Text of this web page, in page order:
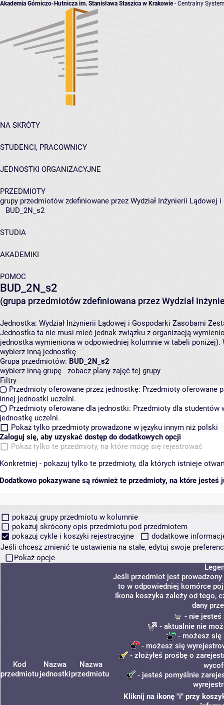
Akademia Górniczo-Hutnicza im. Stanisława Staszica w Krakowie- Centralny
NA SKRÓTY
STUDENCI, PRACOWNICY
JEDNOSTKI ORGANIZACYJNE
PRZEDMIOTY
grupy przedmiotów zdefiniowane przez Wydział Inżynierii Lądowej
BUD_2N_s2
STUDIA
AKADEMIKI
POMOC
BUD_2N_s2
(grupa przedmiotów zdefiniowana przez Wydział
Jednostka: Wydział Inżynierii Lądowej i Gospodarki Zasobami
Jednostka ta nie musi mieć jednak związku z organizacją
jednostka wymieniona w odpowiedniej kolumnie w tabeli
wybierz inną jednostkę
Grupa przedmiotów: BUD_2N_s2
wybierz inną grupę
zobacz plany zajęć tej grupy
Filtry
Przedmioty oferowane przez jednostkę: Przedmioty oferowane
innej jednostki uczelni.
Przedmioty oferowane dla jednostki: Przedmioty dla studentów
jednostkę uczelni.
Pokaż tylko przedmioty prowadzone w języku innym niż polski
Zaloguj się, aby uzyskać dostęp do dodatkowych opcji
Pokaż tylko te przedmioty, na które mogę się rejestrować
Konkretniej - pokazuj tylko te przedmioty, dla których istnieje
Dodatkowo pokazywane są również te przedmioty, na które jesteś
pokazuj grupy przedmiotu w kolumnie
pokazuj skrócony opis przedmiotu pod przedmiotem
pokazuj cykle i koszyki rejestracyjne
dodatkowe
Jeśli chcesz zmienić te ustawienia na stałe, edytuj swoje
Pokaż opcje
Kod
przedmiotu
Nazwa
jednostki
Nazwa
przedmiotu
Jeśli przedmiot jest
to w odpowiedniej komórce
Ikona koszyka zależy od tego,
dany
- nie jesteś
- aktualnie nie
- możesz się
- możesz się
- złożyłeś prośbę o
- jesteś pomyślnie
Kliknij na ikonę "i" przy